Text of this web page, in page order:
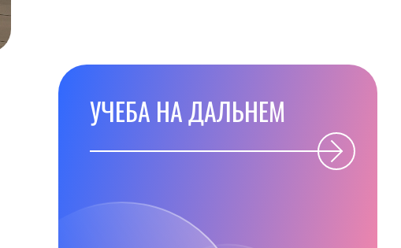
УЧЕБА НА ДАЛЬНЕМ